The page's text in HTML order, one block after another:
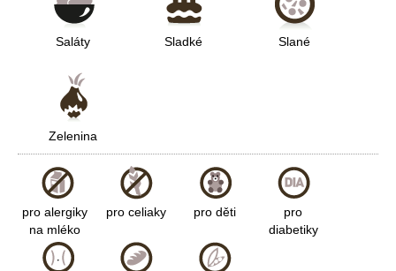
Saláty Sladké Slané
Zelenina
pro alergiky
na mléko
pro celiaky pro děti
pro
diabetiky